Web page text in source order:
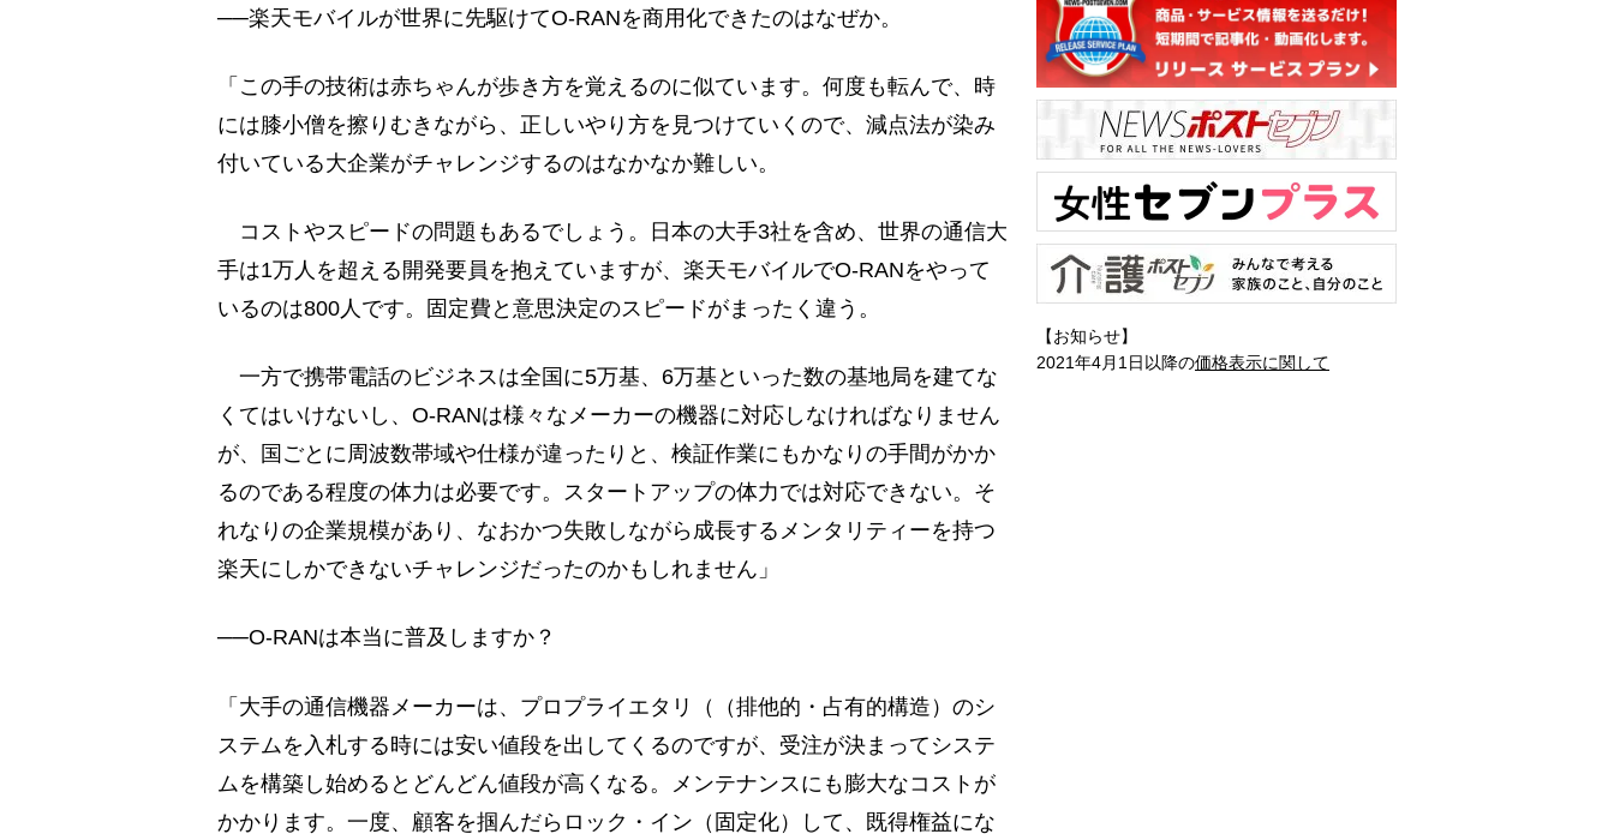
──楽天モバイルが世界に先駆けてO-RANを商用化できたのはなぜか。
「この手の技術は赤ちゃんが歩き方を覚えるのに似ています。何度も転んで、時
には膝小僧を擦りむきながら、正しいやり方を見つけていくので、減点法が染み
付いている大企業がチャレンジするのはなかなか難しい。
コストやスピードの問題もあるでしょう。日本の大手3社を含め、世界の通信大
手は1万人を超える開発要員を抱えていますが、楽天モバイルでO-RANをやって
いるのは800人です。固定費と意思決定のスピードがまったく違う。
一方で携帯電話のビジネスは全国に5万基、6万基といった数の基地局を建てな
くてはいけないし、O-RANは様々なメーカーの機器に対応しなければなりません
が、国ごとに周波数帯域や仕様が違ったりと、検証作業にもかなりの手間がかか
るのである程度の体力は必要です。スタートアップの体力では対応できない。そ
れなりの企業規模があり、なおかつ失敗しながら成長するメンタリティーを持つ
楽天にしかできないチャレンジだったのかもしれません」
──O-RANは本当に普及しますか？
「大手の通信機器メーカーは、プロプライエタリ（（排他的・占有的構造）のシ
ステムを入札する時には安い値段を出してくるのですが、受注が決まってシステ
ムを構築し始めるとどんどん値段が高くなる。メンテナンスにも膨大なコストが
かかります。一度、顧客を掴んだらロック・イン（固定化）して、既得権益にな
【お知らせ】
2021年4月1日以降の価格表示に関して